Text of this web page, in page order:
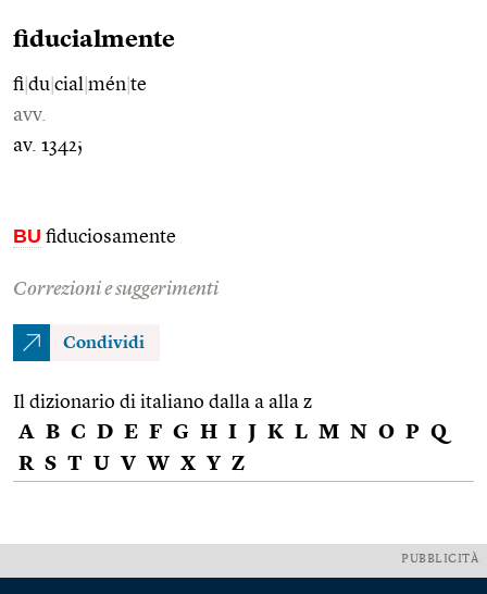
fiducialmente
fi du cial mén te
avv.
av. 1342;
BU fiduciosamente
Correzioni e suggerimenti
Condividi
Il dizionario di italiano dalla a alla z
A B C D E F G H I J K L M N O P Q
R S T U V W X Y Z
PUBBLICITÀ